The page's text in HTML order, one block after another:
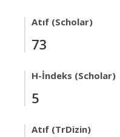
Atıf (Scholar)
73
H-İndeks (Scholar)
5
Atıf (TrDizin)